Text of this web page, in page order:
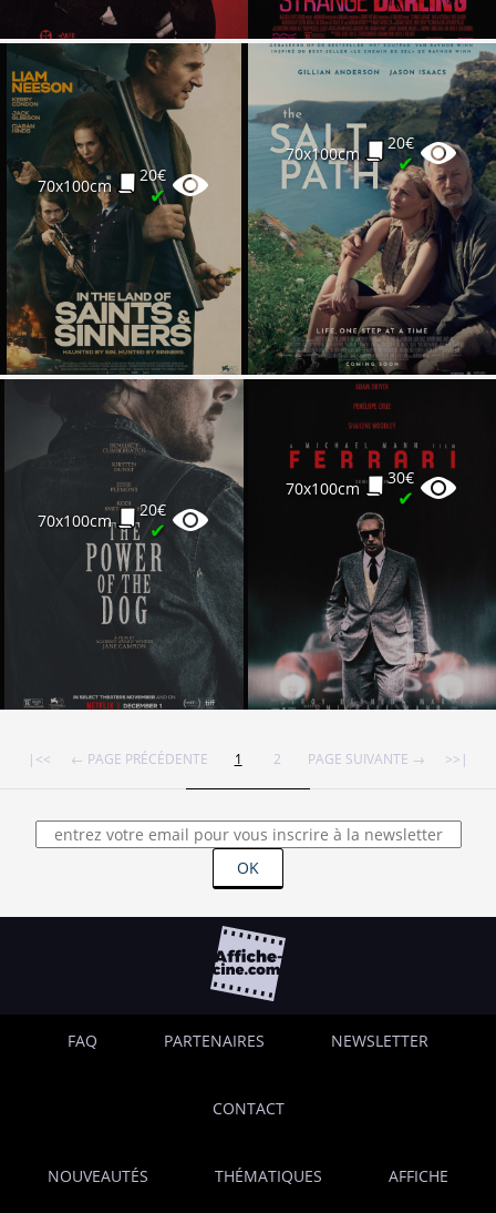
70x100cm
20€
✔
70x100cm
20€
✔
70x100cm
20€
✔
70x100cm
30€
✔
|<< ← PAGE PRÉCÉDENTE 1 2 PAGE SUIVANTE → >>|
OK
FAQ PARTENAIRES NEWSLETTER
CONTACT
NOUVEAUTÉS THÉMATIQUES AFFICHE